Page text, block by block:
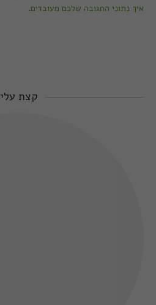
איך נתוני התגובה שלכם מעובדים.
קצת עלי